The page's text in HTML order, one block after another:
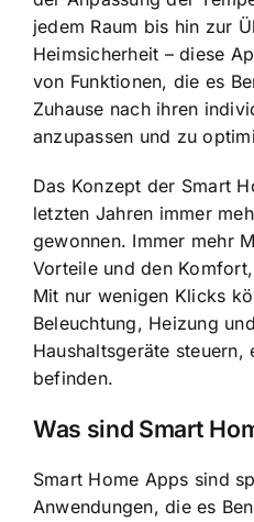
jedem Raum bis hin zur
Heimsicherheit – diese
von Funktionen, die es
Zuhause nach ihren
anzupassen und zu
Das Konzept der Smart
letzten Jahren immer
gewonnen. Immer mehr
Vorteile und den
Mit nur wenigen Klicks
Beleuchtung, Heizung
Haushaltsgeräte
befinden.
Was sind Smart
Smart Home Apps sind
Anwendungen, die es